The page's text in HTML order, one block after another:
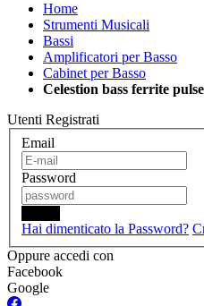
Home
Strumenti Musicali
Bassi
Amplificatori per Basso
Cabinet per Basso
Celestion bass ferrite
Utenti Registrati
Email
Password
Hai dimenticato la Password?
Oppure accedi con
Facebook
Google